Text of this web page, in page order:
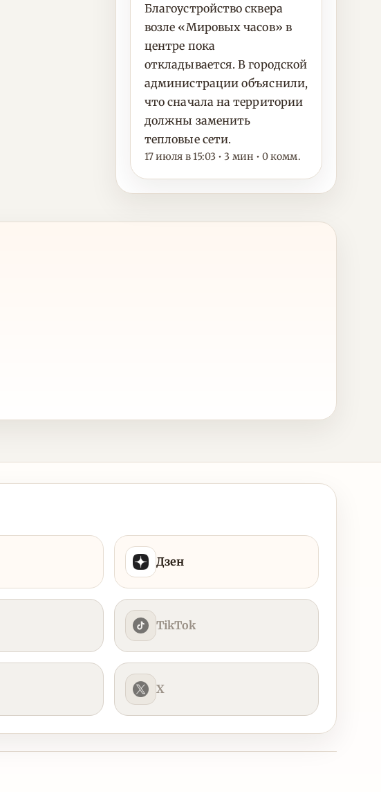
Благоустройство сквера
возле «Мировых часов» в
центре пока
откладывается. В городской
администрации объяснили,
что сначала на территории
должны заменить
тепловые сети.
17 июля в 15:03 • 3 мин • 0 комм.
Дзен
TikTok
X